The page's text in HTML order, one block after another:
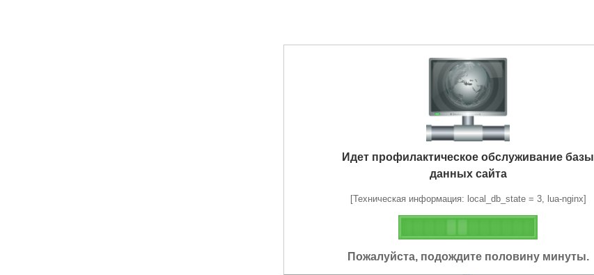
Идет профилактическое обслуживание базы
данных сайта
[Техническая информация: local_db_state = 3, lua-nginx]
Пожалуйста, подождите половину минуты.